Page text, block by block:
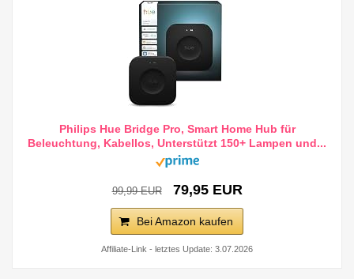
Philips Hue Bridge Pro, Smart Home Hub für
Beleuchtung, Kabellos, Unterstützt 150+ Lampen und...
99,99 EUR 79,95 EUR
Bei Amazon kaufen
Affiliate-Link - letztes Update: 3.07.2026